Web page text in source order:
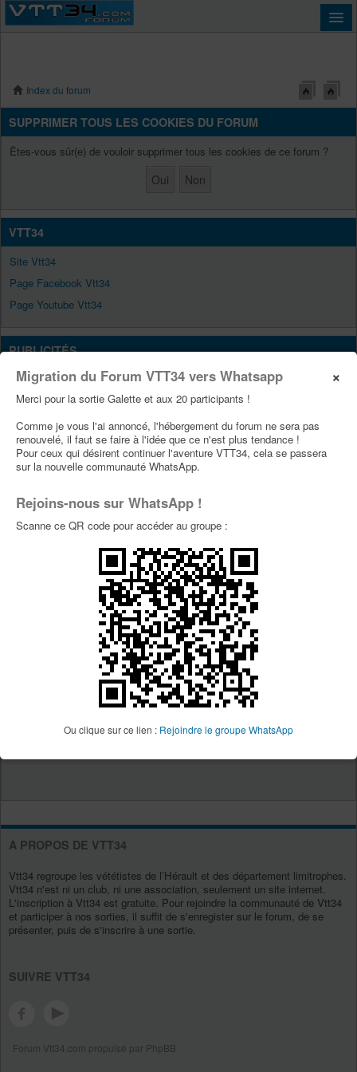
×
Migration du Forum VTT34 vers Whatsapp
Merci pour la sortie Galette et aux 20 participants !
Comme je vous l'ai annoncé, l'hébergement du forum ne sera pas
renouvelé, il faut se faire à l'idée que ce n'est plus tendance !
Pour ceux qui désirent continuer l'aventure VTT34, cela se passera
sur la nouvelle communauté WhatsApp.
Rejoins-nous sur WhatsApp !
Scanne ce QR code pour accéder au groupe :
Ou clique sur ce lien : Rejoindre le groupe WhatsApp
Index du forum
SUPPRIMER TOUS LES COOKIES DU FORUM
Êtes-vous sûr(e) de vouloir supprimer tous les cookies de ce forum ?
VTT34
Site Vtt34
Page Facebook Vtt34
Page Youtube Vtt34
PUBLICITÉS
A PROPOS DE VTT34
Vtt34 regroupe les vététistes de l’Hérault et des département limitrophes.
Vtt34 n'est ni un club, ni une association, seulement un site internet.
L'inscription à Vtt34 est gratuite. Pour rejoindre la communauté de Vtt34
et participer à nos sorties, il suffit de s'enregister sur le forum, de se
présenter, puis de s'inscrire à une sortie.
SUIVRE VTT34
Forum Vtt34.com propulsé par PhpBB